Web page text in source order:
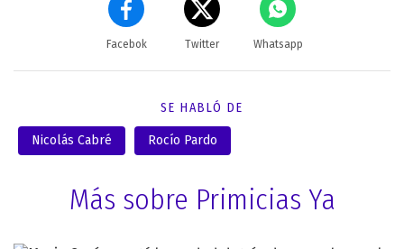
Facebok Twitter Whatsapp
SE HABLÓ DE
Nicolás Cabré Rocío Pardo
Más sobre Primicias Ya